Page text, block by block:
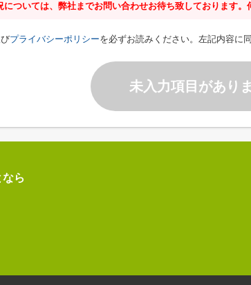
ついては、弊社までお問い合わせお待ち致しております。
プライバシーポリシーを必ずお読みください。左記内容に
未入力項目があり
ら